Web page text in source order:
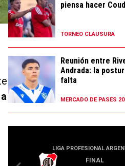
piensa hacer
TORNEO CLAUSURA
Reunión entre
Andrada: la
falta
MERCADO DE PASES
LIGA PROFESIONAL
FINAL